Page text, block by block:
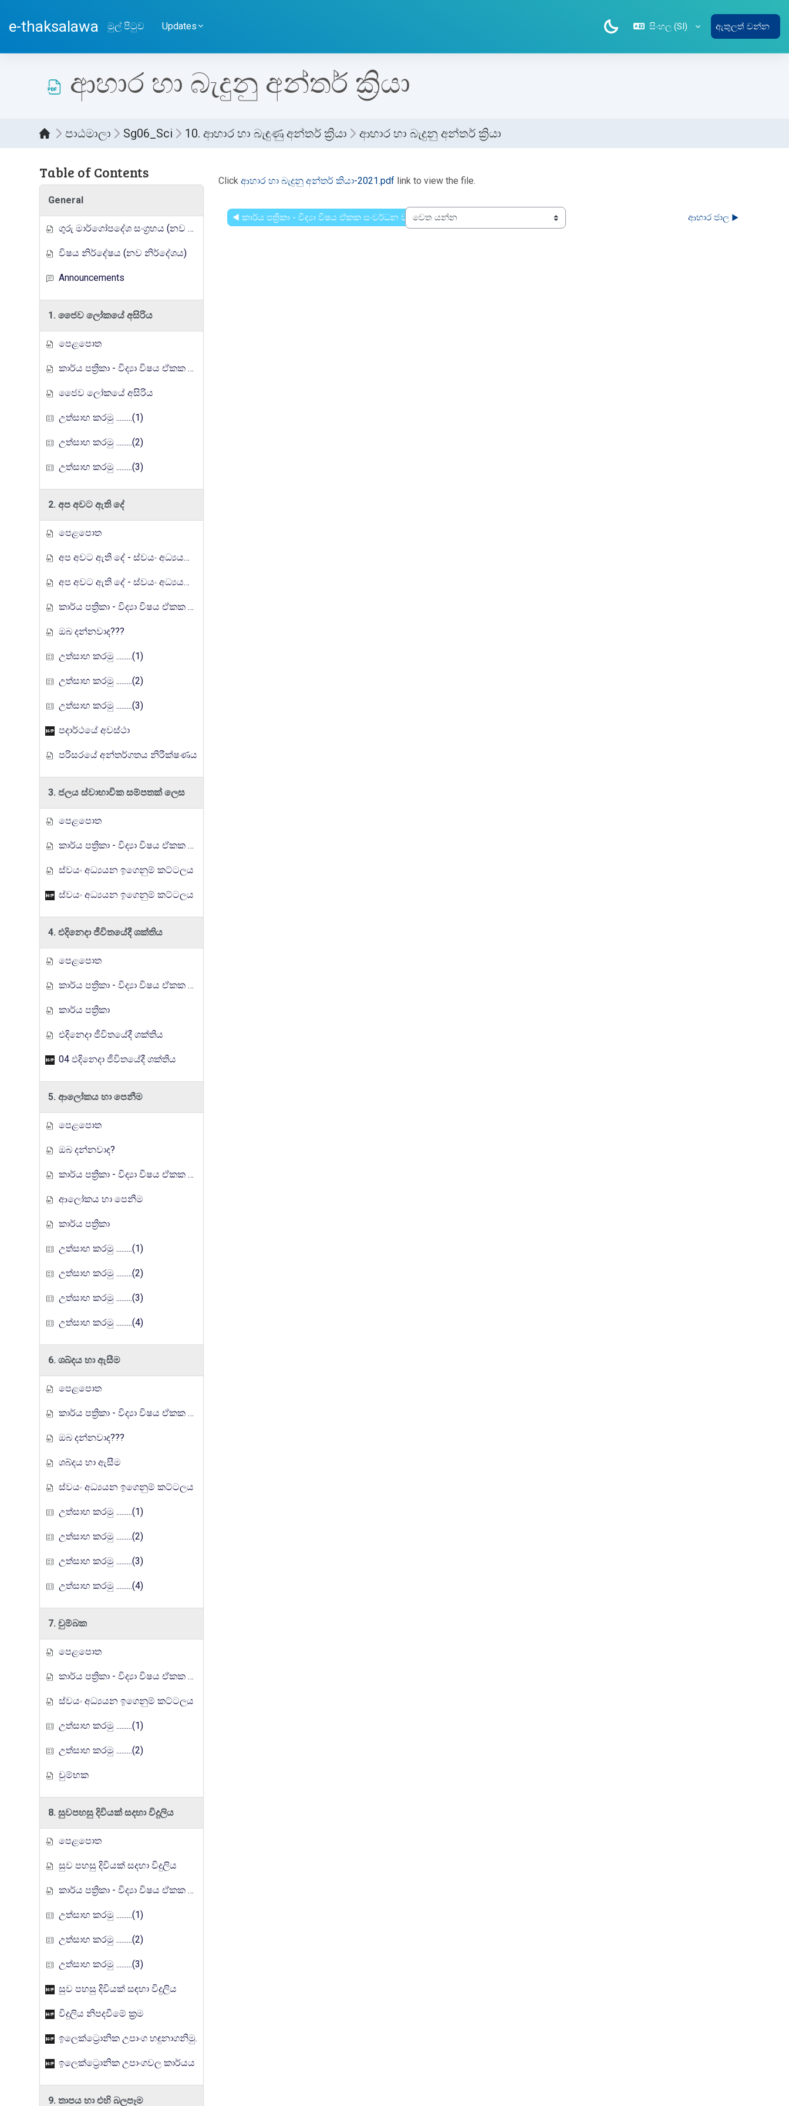
e-thaksalawa මුල් පිටුව Updates සිංහල ‎(SI)‎ ඇතුලත් වන්න
ආහාර හා බැදුනු අන්තර් ක්‍රියා
පාඨමාලා Sg06_Sci 10. ආහාර හා බැඳුණු අන්තර් ක්‍රියා ආහාර හා බැදුනු අන්තර් ක්‍රියා
Table of Contents
General
ගුරු මාර්ගෝපදේශ සංග්‍රහය (නව නිර්දේශය)
විෂය නිර්දේෂය (නව නිර්දේශය)
Announcements
1. ජෛව ලෝකයේ අසිරිය
පෙළපොත
කාර්ය පත්‍රිකා - විද්‍යා විෂය ඒකක සංවර්ධන වැඩසටහන, මතුගම අධ්‍යාපන කලාපය
ජෛව ලෝකයේ අසිරිය
උත්සාහ කරමු .........(1)
උත්සාහ කරමු .........(2)
උත්සාහ කරමු .........(3)
2. අප අවට ඇති දේ
පෙළපොත
අප අවට ඇති දේ - ස්වයං අධ්‍යයන ඉගෙනුම් කට්ටලය
අප අවට ඇති දේ - ස්වයං අධ්‍යයන ඉගෙනුම් කට්ටලය (පිළිතුරු)
කාර්ය පත්‍රිකා - විද්‍යා විෂය ඒකක සංවර්ධන වැඩසටහන, මතුගම අධ්‍යාපන කලාපය
ඔබ දන්නවාද???
උත්සාහ කරමු .........(1)
උත්සාහ කරමු .........(2)
උත්සාහ කරමු .........(3)
පදාර්ථයේ අවස්ථා
පරිසරයේ අන්තර්ගතය නිරීක්ෂණය
3. ජලය ස්වාභාවික සම්පතක් ලෙස
පෙළපොත
කාර්ය පත්‍රිකා - විද්‍යා විෂය ඒකක සංවර්ධන වැඩසටහන, මතුගම අධ්‍යාපන කලාපය
ස්වයං අධ්‍යයන ඉගෙනුම් කට්ටලය
ස්වයං අධ්‍යයන ඉගෙනුම් කට්ටලය
4. එදිනෙදා ජීවිතයේදී ශක්තිය
පෙළපොත
කාර්ය පත්‍රිකා - විද්‍යා විෂය ඒකක සංවර්ධන වැඩසටහන, මතුගම අධ්‍යාපන කලාපය
කාර්ය පත්‍රිකා
එදිනෙදා ජීවිතයේදී ශක්තිය
04 ඵදිනෙදා ජීවිතයේදී ශක්තිය
5. ආලෝකය හා පෙනීම
පෙළපොත
ඔබ දන්නවාද?
කාර්ය පත්‍රිකා - විද්‍යා විෂය ඒකක සංවර්ධන වැඩසටහන, මතුගම අධ්‍යාපන කලාපය
ආලෝකය හා පෙනීම
කාර්ය පත්‍රිකා
උත්සාහ කරමු .........(1)
උත්සාහ කරමු .........(2)
උත්සාහ කරමු .........(3)
උත්සාහ කරමු .........(4)
6. ශබ්දය හා ඇසීම
පෙළපොත
කාර්ය පත්‍රිකා - විද්‍යා විෂය ඒකක සංවර්ධන වැඩසටහන, මතුගම අධ්‍යාපන කලාපය
ඔබ දන්නවාද???
ශබ්දය හා ඇසීම
ස්වයං අධ්‍යයන ඉගෙනුම් කට්ටලය
උත්සාහ කරමු .........(1)
උත්සාහ කරමු .........(2)
උත්සාහ කරමු .........(3)
උත්සාහ කරමු .........(4)
7. චුම්බක
පෙළපොත
කාර්ය පත්‍රිකා - විද්‍යා විෂය ඒකක සංවර්ධන වැඩසටහන, මතුගම අධ්‍යාපන කලාපය
ස්වයං අධ්‍යයන ඉගෙනුම් කට්ටලය
උත්සාහ කරමු .........(1)
උත්සාහ කරමු .........(2)
චුම්භක
8. සුවපහසු දිවියක් සදහා විදුලිය
පෙළපොත
සුව පහසු දිවියක් සදහා විදුලිය
කාර්ය පත්‍රිකා - විද්‍යා විෂය ඒකක සංවර්ධන වැඩසටහන, මතුගම අධ්‍යාපන කලාපය
උත්සාහ කරමු .........(1)
උත්සාහ කරමු .........(2)
උත්සාහ කරමු .........(3)
සුව පහසු දිවියක් සඳහා විදුලිය
විදුලිය නිපදවීමේ ක්‍රම
ඉලෙක්ට්‍රොනික උපාංග හඳුනාගනිමු.
ඉලෙක්ට්‍රොනික උපාංගවල කාර්යය
9. තාපය හා එහි බලපෑම
Click ආහාර හා බැදුනු අන්තර් කියා-2021.pdf link to view the file.
◀︎ කාර්ය පත්‍රිකා - විද්‍යා විෂය ඒකක සංවර්ධන වැඩසටහන, මතුගම අධ්‍යාපන කලාපය
වෙත යන්න
ආහාර ජාල ▶︎